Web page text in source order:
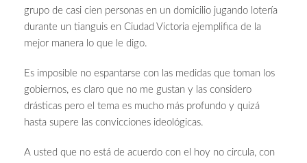
grupo de casi cien personas en un domicilio jugando lotería
durante un tianguis en Ciudad Victoria ejemplifica de la
mejor manera lo que le digo.
Es imposible no espantarse con las medidas que toman los
gobiernos, es claro que no me gustan y las considero
drásticas pero el tema es mucho más profundo y quizá
hasta supere las convicciones ideológicas.
A usted que no está de acuerdo con el hoy no circula, con